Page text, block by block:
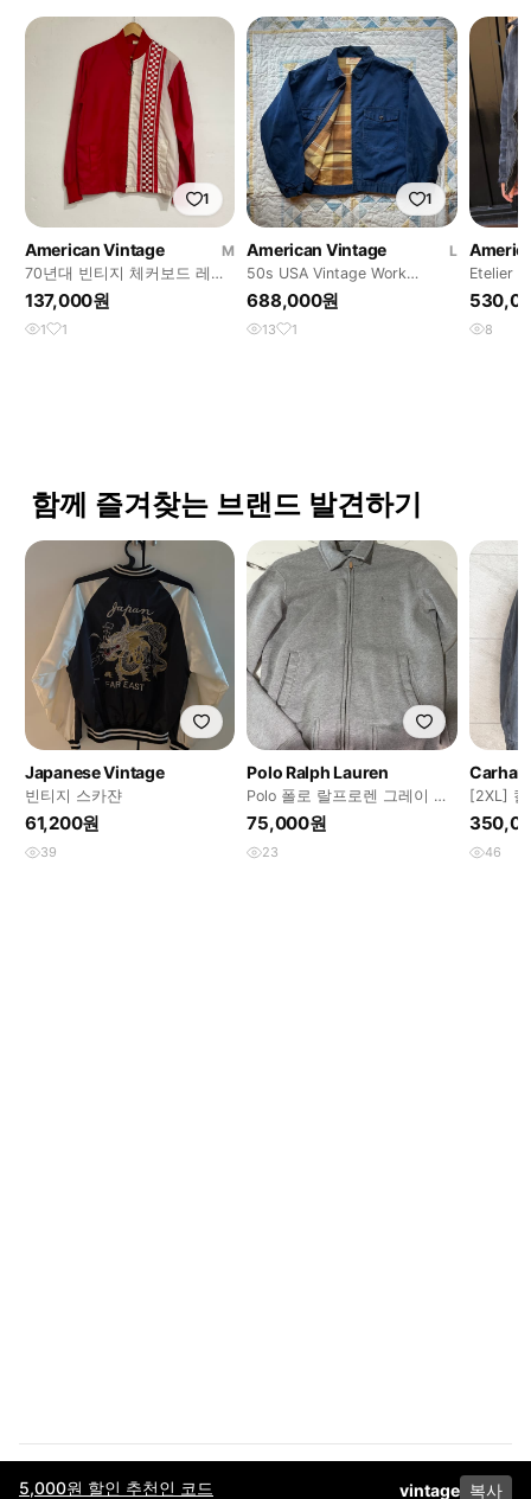
5,000원 할인 추천인 코드 vintage 복사
1
American Vintage
M
70년대 빈티지 체커보드 레이
싱 자켓
137,000원
1 1
1
American Vintage
L
50s USA Vintage Work
Jacket
688,000원
13 1
Etelier
8
함께 즐겨찾는 브랜드 발견하기
Japanese Vintage
빈티지 스카쟌
61,200원
39
Polo Ralph Lauren
Polo 폴로 랄프로렌 그레이 집
업 자켓
75,000원
23
[2XL]
46